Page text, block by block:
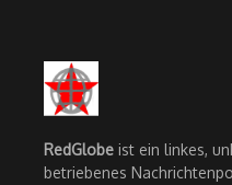
RedGlobe ist ein linkes,
betriebenes